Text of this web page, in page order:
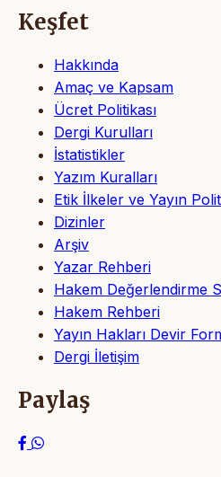
Keşfet
Hakkında
Amaç ve Kapsam
Ücret Politikası
Dergi Kurulları
İstatistikler
Yazım Kuralları
Etik İlkeler ve Yayın
Dizinler
Arşiv
Yazar Rehberi
Hakem Değerlendirme
Hakem Rehberi
Yayın Hakları Devir
Dergi İletişim
Paylaş